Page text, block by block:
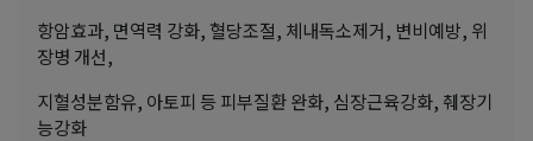
항암효과, 면역력 강화, 혈당조절, 체내독소제거, 변비예방, 위
장병 개선,
지혈성분함유, 아토피 등 피부질환 완화, 심장근육강화, 췌장기
능강화